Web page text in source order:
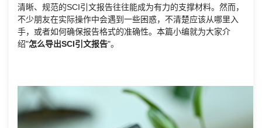
清晰、规范的SCI引文报告往往能成为有力的支撑材料。然而，
不少朋友在实际操作中会遇到一些困惑，不清楚应该从哪里入
手，或者如何确保报告格式的准确性。本篇小编就为大家介
绍"怎么导出SCI引文报告"。